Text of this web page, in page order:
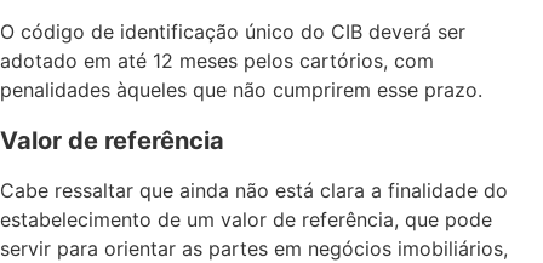
O código de identificação único do CIB deverá ser
adotado em até 12 meses pelos cartórios, com
penalidades àqueles que não cumprirem esse prazo.
Valor de referência
Cabe ressaltar que ainda não está clara a finalidade do
estabelecimento de um valor de referência, que pode
servir para orientar as partes em negócios imobiliários,